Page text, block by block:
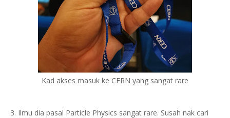
Kad akses masuk ke CERN yang sangat rare
3. Ilmu dia pasal Particle Physics sangat rare. Susah nak cari